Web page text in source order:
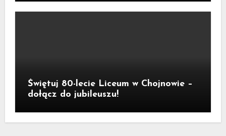
Świętuj 80-lecie Liceum w Chojnowie –
dołącz do jubileuszu!